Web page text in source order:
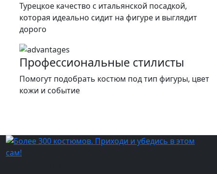
Турецкое качество c итальянской посадкой,
которая идеально сидит на фигуре и выглядит
дорого
Профессиональные стилисты
Помогут подобрать костюм под тип фигуры, цвет
кожи и событие